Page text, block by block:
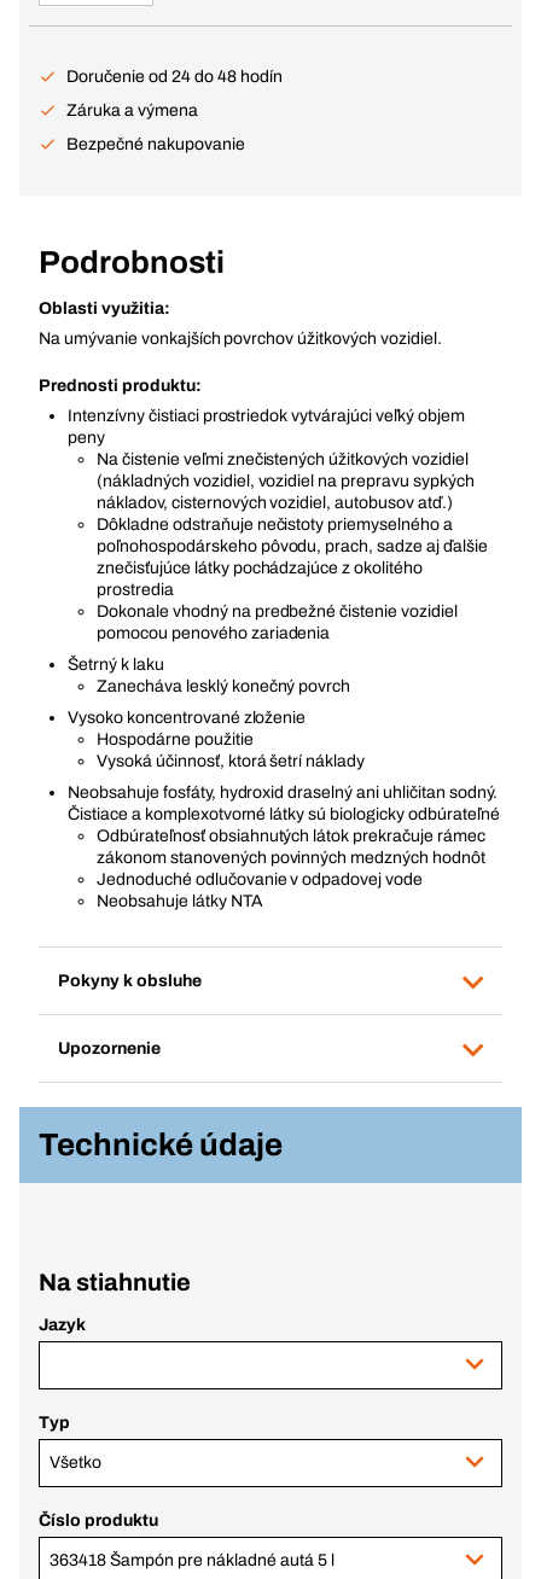
Doručenie od 24 do 48 hodín
Záruka a výmena
Bezpečné nakupovanie
Podrobnosti
Oblasti využitia:
Na umývanie vonkajších povrchov úžitkových vozidiel.
Prednosti produktu:
Intenzívny čistiaci prostriedok vytvárajúci veľký objem
peny
Na čistenie veľmi znečistených úžitkových vozidiel
(nákladných vozidiel, vozidiel na prepravu sypkých
nákladov, cisternových vozidiel, autobusov atď.)
Dôkladne odstraňuje nečistoty priemyselného a
poľnohospodárskeho pôvodu, prach, sadze aj ďalšie
znečisťujúce látky pochádzajúce z okolitého
prostredia
Dokonale vhodný na predbežné čistenie vozidiel
pomocou penového zariadenia
Šetrný k laku
Zanecháva lesklý konečný povrch
Vysoko koncentrované zloženie
Hospodárne použitie
Vysoká účinnosť, ktorá šetrí náklady
Neobsahuje fosfáty, hydroxid draselný ani uhličitan sodný.
Čistiace a komplexotvorné látky sú biologicky odbúrateľné
Odbúrateľnosť obsiahnutých látok prekračuje rámec
zákonom stanovených povinných medzných hodnôt
Jednoduché odlučovanie v odpadovej vode
Neobsahuje látky NTA
Pokyny k obsluhe
Upozornenie
Technické údaje
Na stiahnutie
Jazyk
Typ
Všetko
Číslo produktu
363418 Šampón pre nákladné autá 5 l